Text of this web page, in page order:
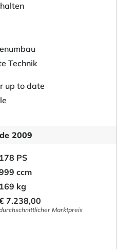
Technik
up to date
2009
178 PS
ccm
169 kg
7.238,00
Marktpreis